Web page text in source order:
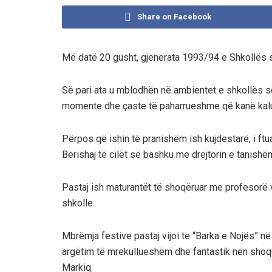
Share on Facebook
Më datë 20 gusht, gjenerata 1993/94 e Shkollës
Së pari ata u mblodhën në ambientet e shkollës
momente dhe çaste të paharrueshme që kanë
Përpos që ishin të pranishëm ish kujdestarë, i
Berishaj të cilët së bashku me drejtorin e
Pastaj ish maturantët të shoqëruar me
shkolle.
Mbrëmja festive pastaj vijoi te “Barka e Nojës”
argëtim të mrekullueshëm dhe fantastik nën
Markiq.